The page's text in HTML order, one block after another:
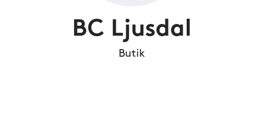
BC Ljusdal
Butik